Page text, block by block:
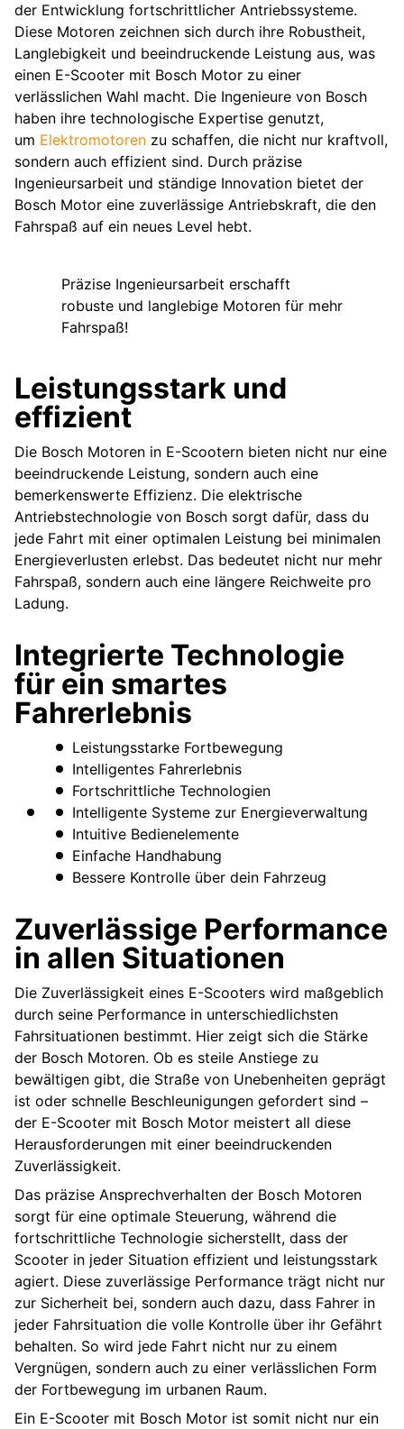
der Entwicklung fortschrittlicher Antriebssysteme.
Diese Motoren zeichnen sich durch ihre Robustheit,
Langlebigkeit und beeindruckende Leistung aus, was
einen E-Scooter mit Bosch Motor zu einer
verlässlichen Wahl macht. Die Ingenieure von Bosch
haben ihre technologische Expertise genutzt,
um Elektromotoren zu schaffen, die nicht nur kraftvoll,
sondern auch effizient sind. Durch präzise
Ingenieursarbeit und ständige Innovation bietet der
Bosch Motor eine zuverlässige Antriebskraft, die den
Fahrspaß auf ein neues Level hebt.
Präzise Ingenieursarbeit erschafft
robuste und langlebige Motoren für mehr
Fahrspaß!
Leistungsstark und
effizient
Die Bosch Motoren in E-Scootern bieten nicht nur eine
beeindruckende Leistung, sondern auch eine
bemerkenswerte Effizienz. Die elektrische
Antriebstechnologie von Bosch sorgt dafür, dass du
jede Fahrt mit einer optimalen Leistung bei minimalen
Energieverlusten erlebst. Das bedeutet nicht nur mehr
Fahrspaß, sondern auch eine längere Reichweite pro
Ladung.
Integrierte Technologie
für ein smartes
Fahrerlebnis
Leistungsstarke Fortbewegung
Intelligentes Fahrerlebnis
Fortschrittliche Technologien
Intelligente Systeme zur Energieverwaltung
Intuitive Bedienelemente
Einfache Handhabung
Bessere Kontrolle über dein Fahrzeug
Zuverlässige Performance
in allen Situationen
Die Zuverlässigkeit eines E-Scooters wird maßgeblich
durch seine Performance in unterschiedlichsten
Fahrsituationen bestimmt. Hier zeigt sich die Stärke
der Bosch Motoren. Ob es steile Anstiege zu
bewältigen gibt, die Straße von Unebenheiten geprägt
ist oder schnelle Beschleunigungen gefordert sind –
der E-Scooter mit Bosch Motor meistert all diese
Herausforderungen mit einer beeindruckenden
Zuverlässigkeit.
Das präzise Ansprechverhalten der Bosch Motoren
sorgt für eine optimale Steuerung, während die
fortschrittliche Technologie sicherstellt, dass der
Scooter in jeder Situation effizient und leistungsstark
agiert. Diese zuverlässige Performance trägt nicht nur
zur Sicherheit bei, sondern auch dazu, dass Fahrer in
jeder Fahrsituation die volle Kontrolle über ihr Gefährt
behalten. So wird jede Fahrt nicht nur zu einem
Vergnügen, sondern auch zu einer verlässlichen Form
der Fortbewegung im urbanen Raum.
Ein E-Scooter mit Bosch Motor ist somit nicht nur ein